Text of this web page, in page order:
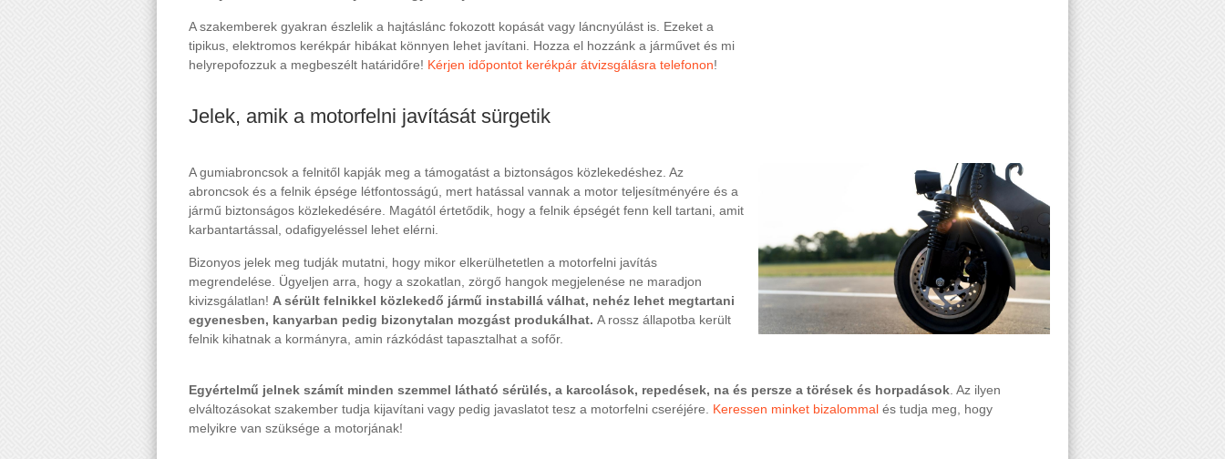
A szakemberek gyakran észlelik a hajtáslánc fokozott kopását vagy láncnyúlást is. Ezeket a
tipikus, elektromos kerékpár hibákat könnyen lehet javítani. Hozza el hozzánk a járművet és mi
helyrepofozzuk a megbeszélt határidőre! Kérjen időpontot kerékpár átvizsgálásra telefonon!
Jelek, amik a motorfelni javítását sürgetik
A gumiabroncsok a felnitől kapják meg a támogatást a biztonságos közlekedéshez. Az
abroncsok és a felnik épsége létfontosságú, mert hatással vannak a motor teljesítményére és a
jármű biztonságos közlekedésére. Magától értetődik, hogy a felnik épségét fenn kell tartani, amit
karbantartással, odafigyeléssel lehet elérni.
Bizonyos jelek meg tudják mutatni, hogy mikor elkerülhetetlen a motorfelni javítás
megrendelése. Ügyeljen arra, hogy a szokatlan, zörgő hangok megjelenése ne maradjon
kivizsgálatlan! A sérült felnikkel közlekedő jármű instabillá válhat, nehéz lehet megtartani
egyenesben, kanyarban pedig bizonytalan mozgást produkálhat. A rossz állapotba került
felnik kihatnak a kormányra, amin rázkódást tapasztalhat a sofőr.
Egyértelmű jelnek számít minden szemmel látható sérülés, a karcolások, repedések, na és persze a törések és horpadások . Az ilyen
elváltozásokat szakember tudja kijavítani vagy pedig javaslatot tesz a motorfelni cseréjére. Keressen minket bizalommal és tudja meg, hogy
melyikre van szüksége a motorjának!